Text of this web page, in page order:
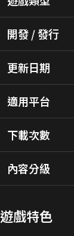
開發 / 發行
更新日期
適用平台
下載次數
內容分級
遊戲特色